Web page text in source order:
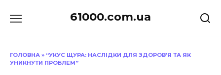
до
61000.com.ua
ГОЛОВНА » “УКУС ЩУРА: НАСЛІДКИ ДЛЯ ЗДОРОВ’Я ТА ЯК
УНИКНУТИ ПРОБЛЕМ”